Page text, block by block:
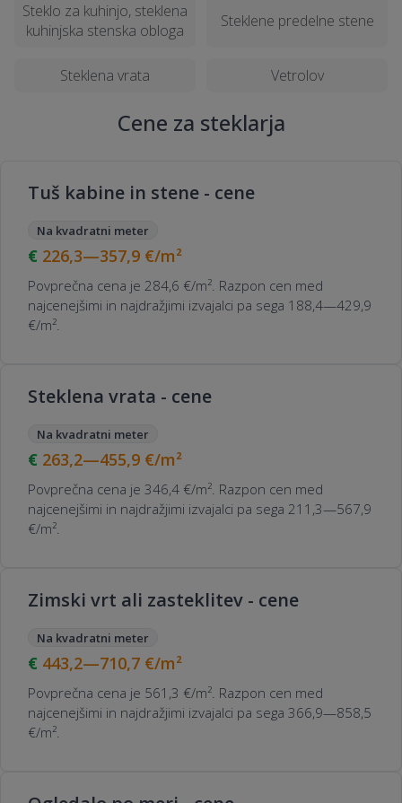
Kakšna garancija je običajna pri
steklarstvu?
uporabljajo pri steklarstvu?
steklarskih del?
Steklo za kuhinjo, steklena
kuhinjska stenska obloga
Steklene predelne stene
Steklena vrata Vetrolov
Cene za steklarja
Tuš kabine in stene - cene
Na kvadratni meter
226,3—357,9 €/m²
Povprečna cena je 284,6 €/m². Razpon cen med
najcenejšimi in najdražjimi izvajalci pa sega 188,4—429,9
€/m².
Steklena vrata - cene
Na kvadratni meter
263,2—455,9 €/m²
Povprečna cena je 346,4 €/m². Razpon cen med
najcenejšimi in najdražjimi izvajalci pa sega 211,3—567,9
€/m².
Zimski vrt ali zasteklitev - cene
Na kvadratni meter
443,2—710,7 €/m²
Povprečna cena je 561,3 €/m². Razpon cen med
najcenejšimi in najdražjimi izvajalci pa sega 366,9—858,5
€/m².